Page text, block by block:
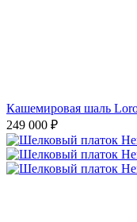
Кашемировая шаль
249 000 ₽